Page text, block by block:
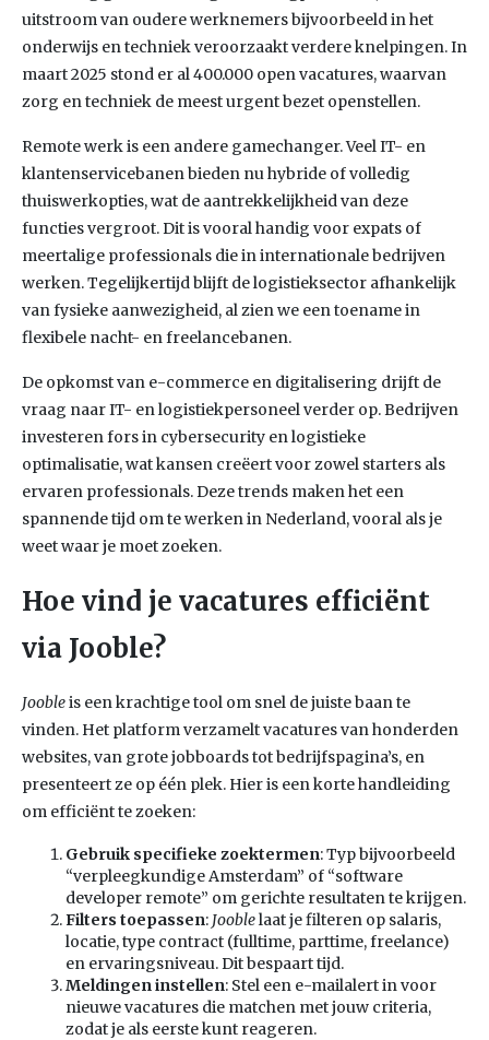
uitstroom van oudere werknemers bijvoorbeeld in het
onderwijs en techniek veroorzaakt verdere knelpingen. In
maart 2025 stond er al 400.000 open vacatures, waarvan
zorg en techniek de meest urgent bezet openstellen.
Remote werk is een andere gamechanger. Veel IT- en
klantenservicebanen bieden nu hybride of volledig
thuiswerkopties, wat de aantrekkelijkheid van deze
functies vergroot. Dit is vooral handig voor expats of
meertalige professionals die in internationale bedrijven
werken. Tegelijkertijd blijft de logistieksector afhankelijk
van fysieke aanwezigheid, al zien we een toename in
flexibele nacht- en freelancebanen.
De opkomst van e-commerce en digitalisering drijft de
vraag naar IT- en logistiekpersoneel verder op. Bedrijven
investeren fors in cybersecurity en logistieke
optimalisatie, wat kansen creëert voor zowel starters als
ervaren professionals. Deze trends maken het een
spannende tijd om te werken in Nederland, vooral als je
weet waar je moet zoeken.
Hoe vind je vacatures efficiënt
via Jooble?
Joobleis een krachtige tool om snel de juiste baan te
vinden. Het platform verzamelt vacatures van honderden
websites, van grote jobboards tot bedrijfspagina’s, en
presenteert ze op één plek. Hier is een korte handleiding
om efficiënt te zoeken:
Gebruik specifieke zoektermen: Typ bijvoorbeeld
“verpleegkundige Amsterdam” of “software
developer remote” om gerichte resultaten te krijgen.
Filters toepassen: Jooblelaat je filteren op salaris,
locatie, type contract (fulltime, parttime, freelance)
en ervaringsniveau. Dit bespaart tijd.
Meldingen instellen: Stel een e-mailalert in voor
nieuwe vacatures die matchen met jouw criteria,
zodat je als eerste kunt reageren.